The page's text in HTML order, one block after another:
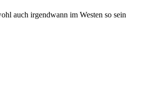
auch irgendwann im Westen so sein